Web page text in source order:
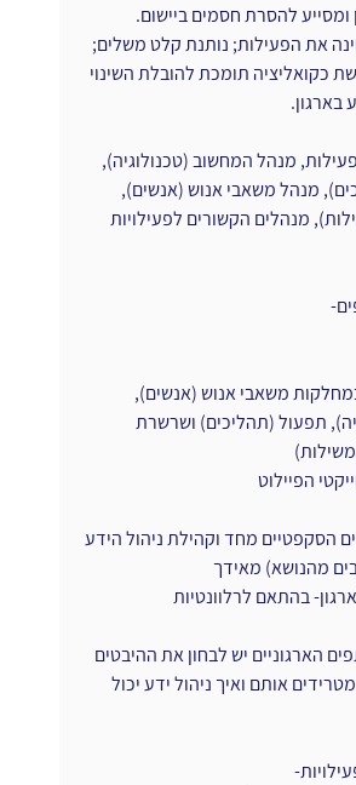
ומסייע להסרת חסמים ביישום.
את הפעילות; נותנת קלט משלים;
כקואליציה תומכת להובלת השינוי
בארגון.
מנהל המחשוב (טכנולוגיה),
מנהל משאבי אנוש (אנשים),
מנהלים הקשורים לפעילויות
משאבי אנוש (אנשים),
תפעול (תהליכים) ושרשרת
הפיילוט
הסקפטיים מחד וקהילת ניהול הידע
מהנושא) מאידך
בהתאם לרלוונטיות
הארגוניים יש לבחון את ההיבטים
אותם ואיך ניהול ידע יכול